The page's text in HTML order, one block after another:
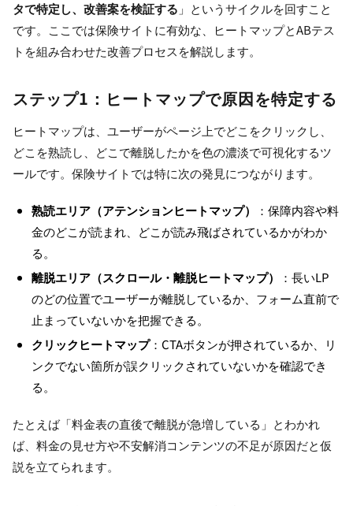
タで特定し、改善案を検証する 」というサイクルを回すこと
です。ここでは保険サイトに有効な、ヒートマップとABテス
トを組み合わせた改善プロセスを解説します。
ステップ1：ヒートマップで原因を特定する
ヒートマップは、ユーザーがページ上でどこをクリックし、
どこを熟読し、どこで離脱したかを色の濃淡で可視化するツ
ールです。保険サイトでは特に次の発見につながります。
熟読エリア（アテンションヒートマップ）
：保障内容や料
金のどこが読まれ、どこが読み飛ばされているかがわか
る。
離脱エリア（スクロール・離脱ヒートマップ）
：長いLP
のどの位置でユーザーが離脱しているか、フォーム直前で
止まっていないかを把握できる。
クリックヒートマップ：CTAボタンが押されているか、リ
ンクでない箇所が誤クリックされていないかを確認でき
る。
たとえば「料金表の直後で離脱が急増している」とわかれ
ば、料金の見せ方や不安解消コンテンツの不足が原因だと仮
説を立てられます。